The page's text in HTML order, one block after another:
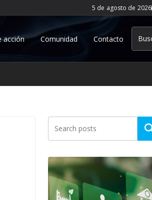
5 de agosto de 2026
acción Comunidad Contacto